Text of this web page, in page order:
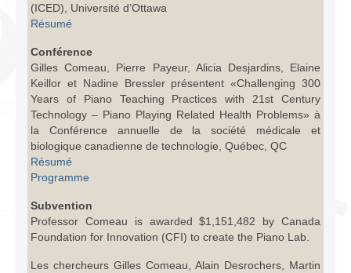
(ICED), Université d’Ottawa
Résumé
Conférence
Gilles Comeau, Pierre Payeur, Alicia Desjardins, Elaine
Keillor et Nadine Bressler présentent «Challenging 300
Years of Piano Teaching Practices with 21st Century
Technology – Piano Playing Related Health Problems» à
la Conférence annuelle de la société médicale et
biologique canadienne de technologie, Québec, QC
Résumé
Programme
Subvention
Professor Comeau is awarded $1,151,482 by Canada
Foundation for Innovation (CFI) to create the Piano Lab.
Les chercheurs Gilles Comeau, Alain Desrochers, Martin